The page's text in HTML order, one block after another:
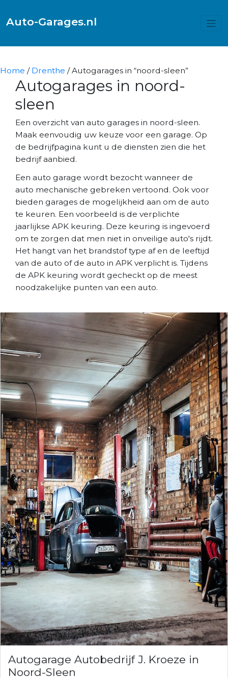
Auto-Garages.nl
Home / Drenthe / Autogarages in “noord-sleen”
Autogarages in noord-
sleen
Een overzicht van auto garages in noord-sleen.
Maak eenvoudig uw keuze voor een garage. Op
de bedrijfpagina kunt u de diensten zien die het
bedrijf aanbied.
Een auto garage wordt bezocht wanneer de
auto mechanische gebreken vertoond. Ook voor
bieden garages de mogelijkheid aan om de auto
te keuren. Een voorbeeld is de verplichte
jaarlijkse APK keuring. Deze keuring is ingevoerd
om te zorgen dat men niet in onveilige auto's rijdt.
Het hangt van het brandstof type af en de leeftijd
van de auto of de auto in APK verplicht is. Tijdens
de APK keuring wordt gecheckt op de meest
noodzakelijke punten van een auto.
Autogarage Autobedrijf J. Kroeze in
Noord-Sleen